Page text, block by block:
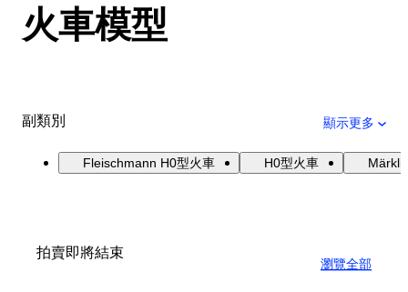
火車模型
副類別 顯示更多
Fleischmann H0型火車 H0型火車
拍賣即將結束
瀏覽全部